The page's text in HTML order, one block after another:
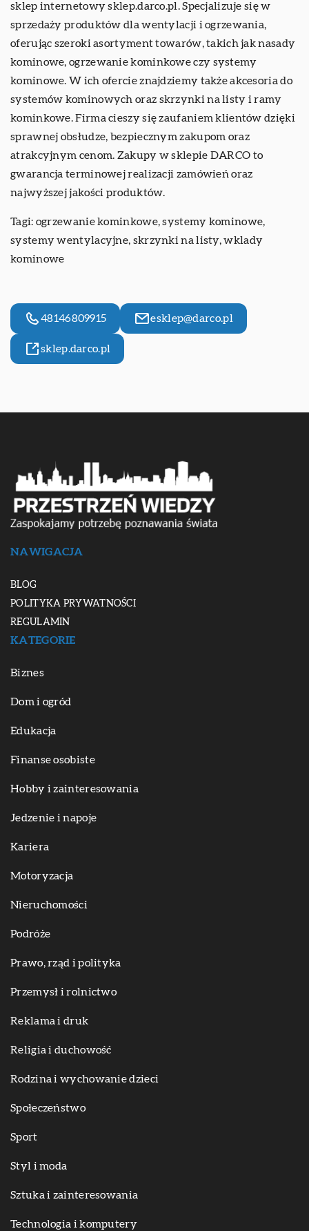
sklep internetowy sklep.darco.pl. Specjalizuje się w
sprzedaży produktów dla wentylacji i ogrzewania,
oferując szeroki asortyment towarów, takich jak nasady
kominowe, ogrzewanie kominkowe czy systemy
kominowe. W ich ofercie znajdziemy także akcesoria do
systemów kominowych oraz skrzynki na listy i ramy
kominkowe. Firma cieszy się zaufaniem klientów dzięki
sprawnej obsłudze, bezpiecznym zakupom oraz
atrakcyjnym cenom. Zakupy w sklepie DARCO to
gwarancja terminowej realizacji zamówień oraz
najwyższej jakości produktów.
Tagi: ogrzewanie kominkowe, systemy kominowe,
systemy wentylacyjne, skrzynki na listy,wklady
kominowe
48146809915 esklep@darco.pl
sklep.darco.pl
NAWIGACJA
BLOG
POLITYKA PRYWATNOŚCI
REGULAMIN
KATEGORIE
Biznes
Dom i ogród
Edukacja
Finanse osobiste
Hobby i zainteresowania
Jedzenie i napoje
Kariera
Motoryzacja
Nieruchomości
Podróże
Prawo, rząd i polityka
Przemysł i rolnictwo
Reklama i druk
Religia i duchowość
Rodzina i wychowanie dzieci
Społeczeństwo
Sport
Styl i moda
Sztuka i zainteresowania
Technologia i komputery